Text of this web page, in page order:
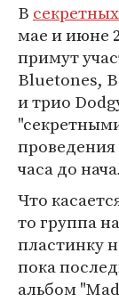
В
мае и июне
примут
Bluetones,
и трио
проведения
часа до
Что
то группа
пластинку
пока
альбом